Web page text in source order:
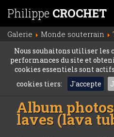
Philippe CROCHET
Galerie Monde souterrain
Nous souhaitons utiliser les
performances du site et
cookies essentiels sont
cookies tiers:
J'accepte
Album photos
laves (lava